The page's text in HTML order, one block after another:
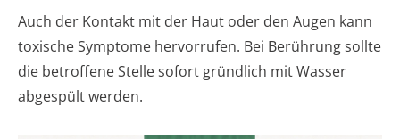
Auch der Kontakt mit der Haut oder den Augen kann
toxische Symptome hervorrufen. Bei Berührung sollte
die betroffene Stelle sofort gründlich mit Wasser
abgespült werden.